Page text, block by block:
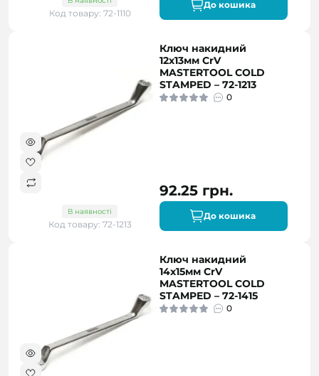
Код товару: 72-1110
До кошика
В наявності
Код товару: 72-1213
Ключ накидний
12х13мм CrV
MASTERTOOL COLD
STAMPED – 72-1213
0
92.25 грн.
До кошика
Ключ накидний
14х15мм CrV
MASTERTOOL COLD
STAMPED – 72-1415
0